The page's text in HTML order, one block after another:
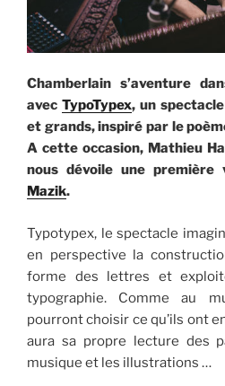
Chamberlain s’aventure
avec TypoTypex, un
et grands, inspiré par le
A cette occasion, Mathieu
nous dévoile une première
Mazik.
Typotypex, le spectacle
en perspective la
forme des lettres et
typographie. Comme au
pourront choisir ce qu’ils ont
aura sa propre lecture des
musique et les illustrations …